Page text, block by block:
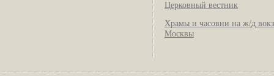
Церковный вестник
Храмы и часовни на ж/д
Москвы